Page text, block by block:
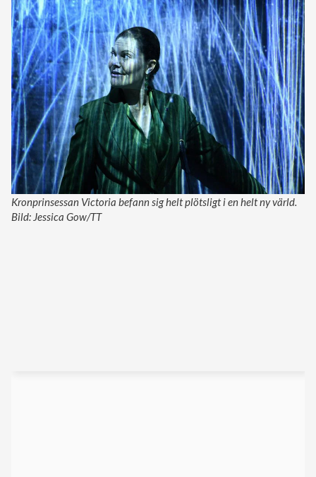
Kronprinsessan Victoria befann sig helt plötsligt i en helt ny värld.
Bild: Jessica Gow/TT